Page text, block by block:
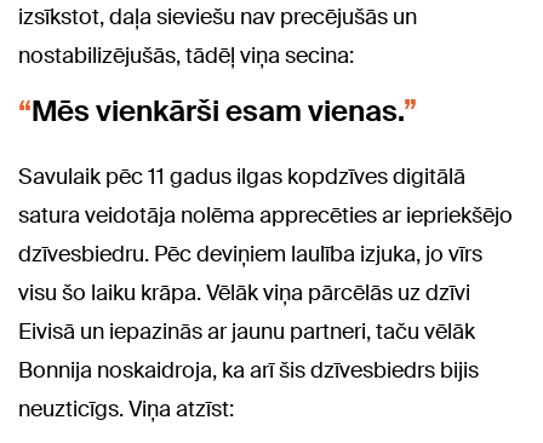
izsīkstot, daļa sieviešu nav precējušās un
nostabilizējušās, tādēļ viņa secina:
Mēs vienkārši esam vienas.
Savulaik pēc 11 gadus ilgas kopdzīves digitālā
satura veidotāja nolēma apprecēties ar iepriekšējo
dzīvesbiedru. Pēc deviņiem laulība izjuka, jo vīrs
visu šo laiku krāpa. Vēlāk viņa pārcēlās uz dzīvi
Eivisā un iepazinās ar jaunu partneri, taču vēlāk
Bonnija noskaidroja, ka arī šis dzīvesbiedrs bijis
neuzticīgs. Viņa atzīst: